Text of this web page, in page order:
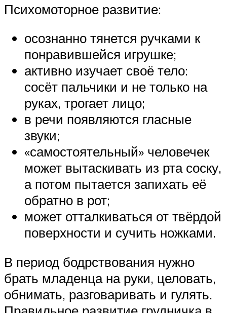
Психомоторное развитие:
осознанно тянется ручками к
понравившейся игрушке;
активно изучает своё тело:
сосёт пальчики и не только на
руках, трогает лицо;
в речи появляются гласные
звуки;
«самостоятельный» человечек
может вытаскивать из рта соску,
а потом пытается запихать её
обратно в рот;
может отталкиваться от твёрдой
поверхности и сучить ножками.
В период бодрствования нужно
брать младенца на руки, целовать,
обнимать, разговаривать и гулять.